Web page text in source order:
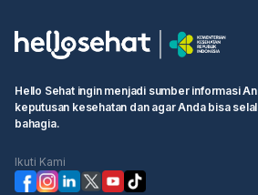
Hello Sehat ingin menjadi sumber informasi
keputusan kesehatan dan agar Anda bisa
bahagia.
Ikuti Kami